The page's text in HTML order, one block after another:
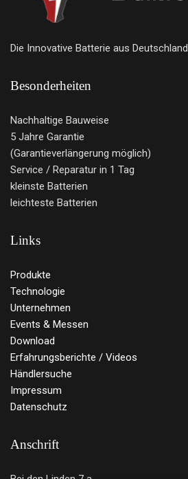
Die Innovative Batterie aus Deutschland
Besonderheiten
Nachhaltige Bauweise
5 Jahre Garantie
(Garantieverlängerung möglich)
Service / Reparatur in 1 Tag
kleinste Batterien
leichteste Batterien
Links
Produkte
Technologie
Unternehmen
Events & Messen
Download
Erfahrungsberichte / Videos
Händlersuche
Impressum
Datenschutz
Anschrift